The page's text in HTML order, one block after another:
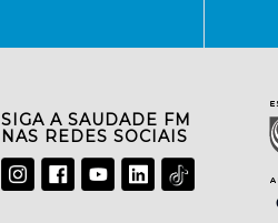
SIGA A SAUDADE FM
NAS REDES SOCIAIS